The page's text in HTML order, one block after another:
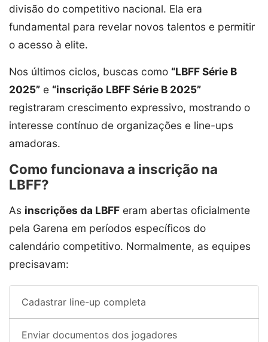
divisão do competitivo nacional. Ela era
fundamental para revelar novos talentos e permitir
o acesso à elite.
Nos últimos ciclos, buscas como “LBFF Série B
2025” e “inscrição LBFF Série B 2025”
registraram crescimento expressivo, mostrando o
interesse contínuo de organizações e line-ups
amadoras.
Como funcionava a inscrição na
LBFF?
As inscrições da LBFF eram abertas oficialmente
pela Garena em períodos específicos do
calendário competitivo. Normalmente, as equipes
precisavam:
Cadastrar line-up completa
Enviar documentos dos jogadores